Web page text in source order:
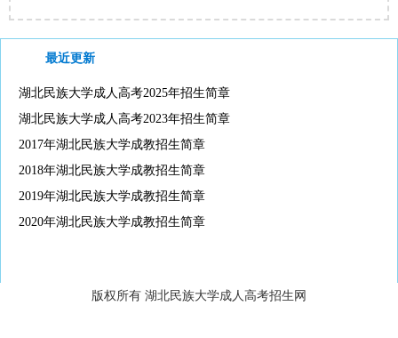
最近更新
湖北民族大学成人高考2025年招生简章
湖北民族大学成人高考2023年招生简章
2017年湖北民族大学成教招生简章
2018年湖北民族大学成教招生简章
2019年湖北民族大学成教招生简章
2020年湖北民族大学成教招生简章
版权所有 湖北民族大学成人高考招生网